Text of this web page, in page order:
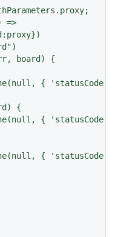
=>
board) {
{
{
{
{